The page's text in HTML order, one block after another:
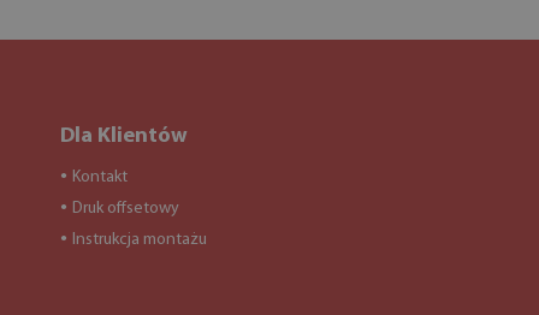
Dla Klientów
● Kontakt
● Druk offsetowy
● Instrukcja montażu